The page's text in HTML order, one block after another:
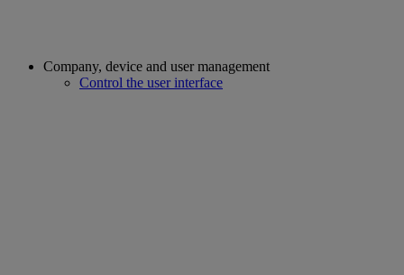
Company, device and user management
Control the user interface